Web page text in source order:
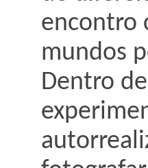
encontro
mundos
Dentro